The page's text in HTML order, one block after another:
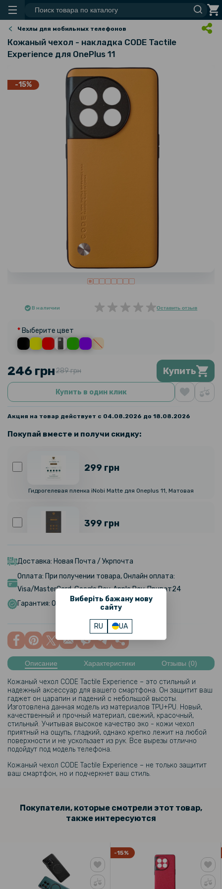
Виберіть бажану мову
сайту
RU UA
Чехлы для мобильных телефонов
Кожаный чехол - накладка CODE Tactile
Experience для OnePlus 11
-15%
В наличии Оставить отзыв
Выберите цвет
246 грн289 грн Купить
Купить в один клик
Акция на товар действует с 04.08.2026 до 18.08.2026
Покупай вместе и получи скидку:
299 грн
Гидрогелевая пленка iNobi Matte для Oneplus 11, Матовая
399 грн
Гидрогелевая пленка iNobi Privacy Matte для Oneplus 11
299 грн
Гидрогелевая пленка iNobi Matte для Oneplus 11 на заднюю панель,
189 грн
299 грн
Чехол накладка Ricco Black Panther Armor для OnePlus 11
429 грн
Чехол книжка Epik iFace Retro Leather для OnePlus 11
594 грн
699 грн
199 грн
159 грн
Доставка: Новая Почта / Укрпочта
Оплата: При получении товара, Онлайн оплата:
Visa/MasterCard, Google Pay, Apple Pay, Приват24
Гарантия: Обмен/Возврат в течении 14 дней
Описание Характеристики Отзывы (0)
Кожаный чехол CODE Tactile Experience – это стильный и
надежный аксессуар для вашего смартфона. Он защитит ваш
гаджет он царапин и падений с небольшой высоты.
Изготовлена данная модель из материалов TPU+PU. Новый,
качественный и прочный материал, свежий, красочный,
стильный. Учитывая высокое качество эко - кожи чехол
приятный на ощупь, гладкий, однако крепко лежит на любой
поверхности и не ускользает из рук. Все вырезы отлично
подойдут под модель телефона.
Кожаный чехол CODE Tactile Experience – не только защитит
ваш смартфон, но и подчеркнет ваш стиль.
Покупатели, которые смотрели этот товар,
также интересуются
-15%